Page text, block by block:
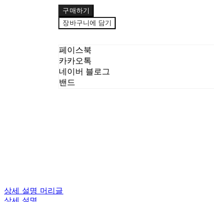
구매하기
장바구니에 담기
페이스북
카카오톡
네이버 블로그
밴드
상세 설명 머리글